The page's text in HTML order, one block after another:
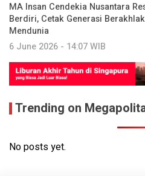
MA Insan Cendekia Nusantara
Berdiri, Cetak Generasi
Mendunia
6 June 2026 - 14:07 WIB
Trending on
No posts yet.